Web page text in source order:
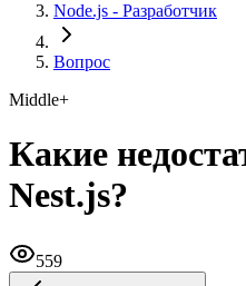
Node.js - Разработчик
Вопрос
Middle+
Какие
Nest.js?
559